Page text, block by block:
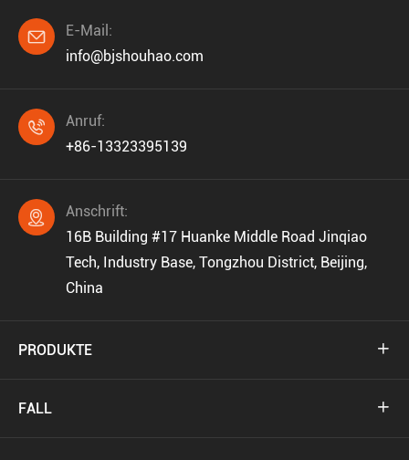

E-Mail:
info@bjshouhao.com

Anruf:
+86-13323395139

Anschrift:
16B Building #17 Huanke Middle Road Jinqiao
Tech, Industry Base, Tongzhou District, Beijing,
China
PRODUKTE 
FALL 